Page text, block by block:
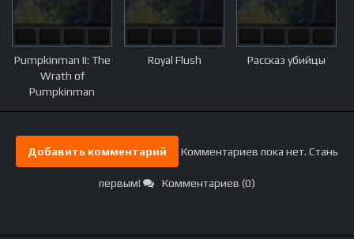
Pumpkinman II: The
Wrath of
Pumpkinman
Royal Flush Рассказ убийцы
Добавить комментарий Комментариев пока нет. Стань
первым! Комментариев (0)